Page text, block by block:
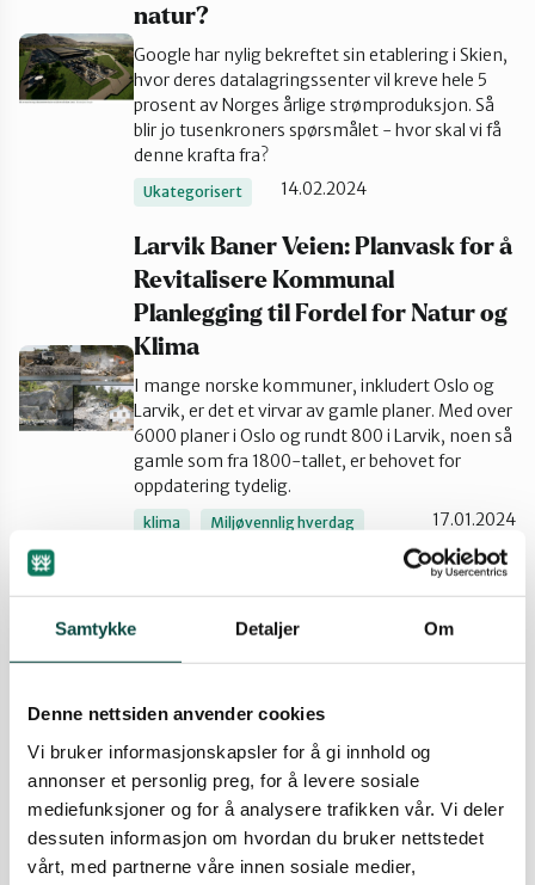
Samtykke Detaljer Om
Denne nettsiden anvender cookies
Vi bruker informasjonskapsler for å gi innhold og
annonser et personlig preg, for å levere sosiale
mediefunksjoner og for å analysere trafikken vår. Vi deler
dessuten informasjon om hvordan du bruker nettstedet
vårt, med partnerne våre innen sosiale medier,
Øst-Telemark
Vest-Telemark
natur?
Google har nylig bekreftet sin etablering i Skien,
hvor deres datalagringssenter vil kreve hele 5
prosent av Norges årlige strømproduksjon. Så
blir jo tusenkroners spørsmålet - hvor skal vi få
denne krafta fra?
Ukategorisert 14.02.2024
Larvik Baner Veien: Planvask for å
Revitalisere Kommunal
Planlegging til Fordel for Natur og
Klima
I mange norske kommuner, inkludert Oslo og
Larvik, er det et virvar av gamle planer. Med over
6000 planer i Oslo og rundt 800 i Larvik, noen så
gamle som fra 1800-tallet, er behovet for
oppdatering tydelig.
klima
Miljøvennlig hverdag
17.01.2024
B
EFTAs hender
Grenland og Naturvernforbundet i Telemark
manglende kartlegging og
konsekvensutredning - og brudd på forskrifter
for utvalgte naturtyper og arter. ESA melder at
saken kan bli tatt opp.
Naturvern
Nyheter